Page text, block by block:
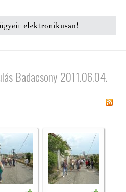
Badacsony 2011.06.04.